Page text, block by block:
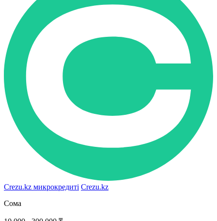
Crezu.kz микрокредиті Crezu.kz
Сома